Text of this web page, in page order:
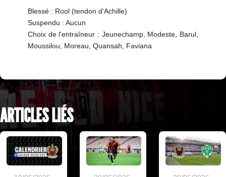
Blessé : Rool (tendon d'Achille)
Suspendu : Aucun
Choix de l'entraîneur : Jeunechamp, Modeste, Barul,
Moussilou, Moreau, Quansah, Faviana
ARTICLES LIÉS